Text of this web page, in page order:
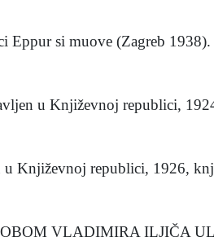
si muove (Zagreb 1938).
u Književnoj republici,
Književnoj republici, 1926,
VLADIMIRA ILJIČA